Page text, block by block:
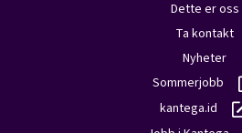
Dette er oss
Ta kontakt
Nyheter
Sommerjobb
kantega.id